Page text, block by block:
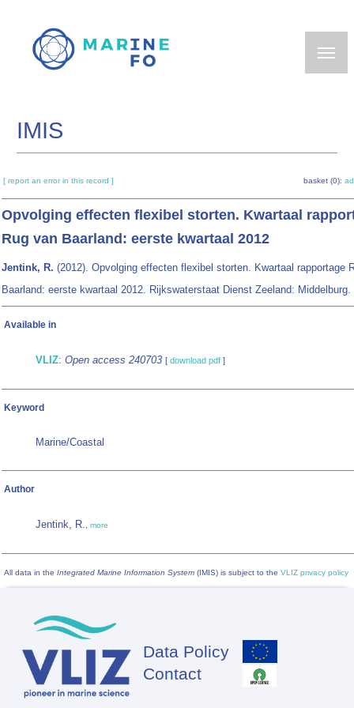
main
IMIS
[ report an error in this record ] basket (0):
Opvolging effecten flexibel storten. Kwartaal
Rug van Baarland: eerste kwartaal 2012
Jentink, R. (2012). Opvolging effecten flexibel storten. Kwartaal rapportage
Baarland: eerste kwartaal 2012. Rijkswaterstaat Dienst Zeeland: Middelburg.
Available in
VLIZ: Open access 240703 [ download pdf ]
Keyword
Marine/Coastal
Author
Jentink, R., more
All data in the Integrated Marine Information System (IMIS) is subject to the VLIZ privacy policy
Footer
Data Policy
Contact